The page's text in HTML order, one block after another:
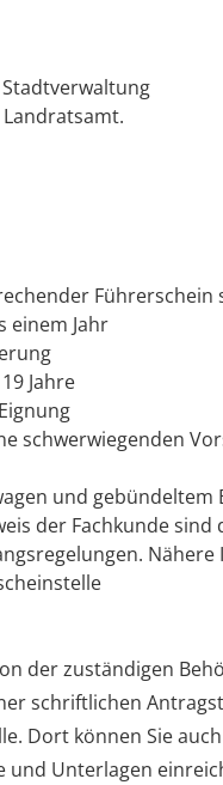
Führerschein
einem Jahr
Jahre
schwerwiegenden
und gebündeltem
der Fachkunde
der zuständigen
schriftlichen
Dort können Sie
und Unterlagen